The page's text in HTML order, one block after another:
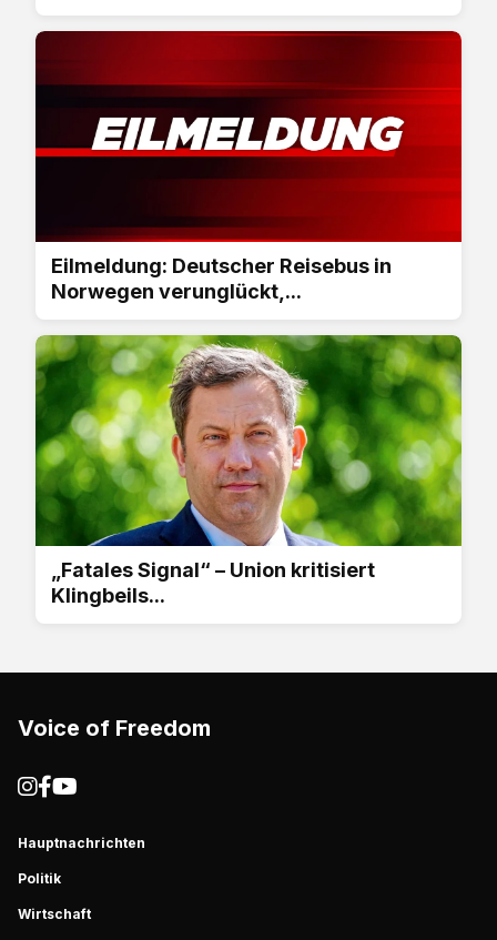
Eilmeldung: Deutscher Reisebus in
Norwegen verunglückt,...
„Fatales Signal“ – Union kritisiert
Klingbeils...
Voice of Freedom
Hauptnachrichten
Politik
Wirtschaft